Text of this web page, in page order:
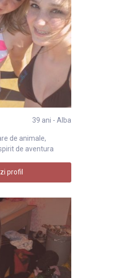
39 ani - Alba
de animale,
de aventura
profil